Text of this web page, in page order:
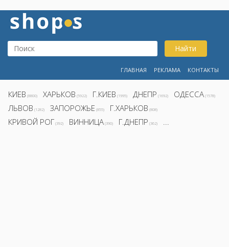
Найти
ГЛАВНАЯ РЕКЛАМА КОНТАКТЫ
КИЕВ (8800) ХАРЬКОВ (5922) Г.КИЕВ (1995) ДНЕПР (1692) ОДЕССА (1578)
ЛЬВОВ (1282) ЗАПОРОЖЬЕ (855) Г.ХАРЬКОВ (808)
КРИВОЙ РОГ (392) ВИННИЦА (390) Г.ДНЕПР (362) ...